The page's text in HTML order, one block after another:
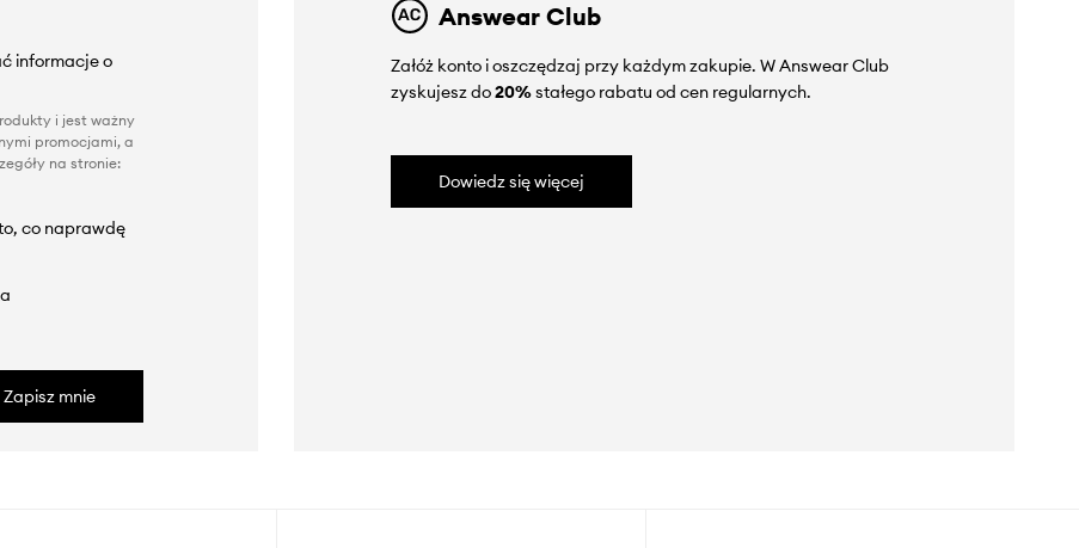
informacje o
i jest ważny
promocjami, a
na stronie:
co naprawdę
Zapisz mnie
Answear Club
Załóż konto i oszczędzaj przy każdym zakupie. W Answear Club
zyskujesz do20%stałego rabatu od cen regularnych.
Dowiedz się więcej